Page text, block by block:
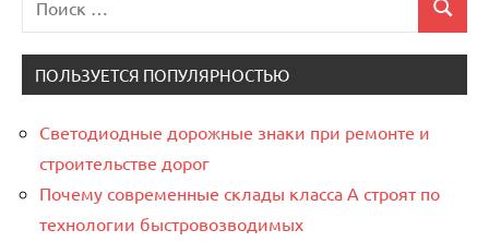
для:
Поиск
ПОЛЬЗУЕТСЯ ПОПУЛЯРНОСТЬЮ
Светодиодные дорожные знаки при ремонте и
строительстве дорог
Почему современные склады класса А строят по
технологии быстровозводимых